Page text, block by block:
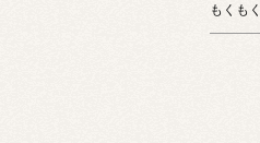
もくも